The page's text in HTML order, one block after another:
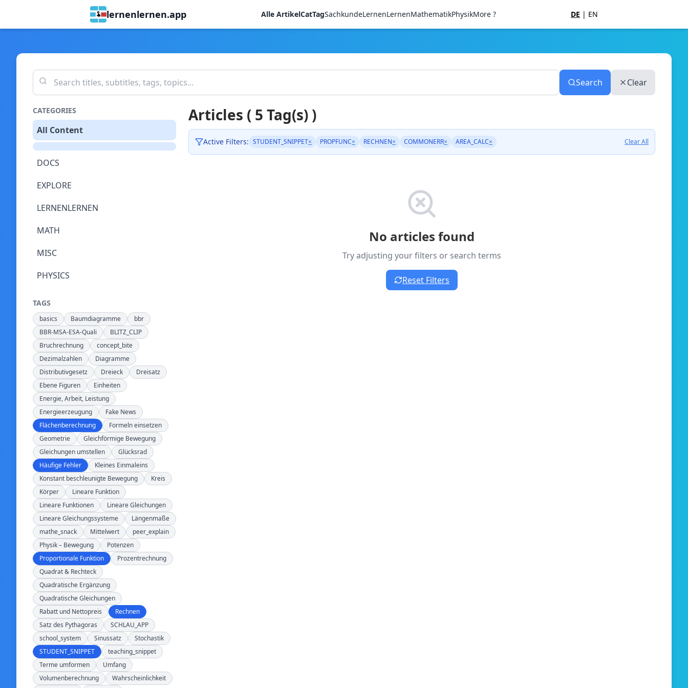
lernenlernen.app Alle ArtikelCatTagSachkundeLernenLernenMathematikPhysikMore ? DE | EN
Search Clear
CATEGORIES
All Content
DOCS
EXPLORE
LERNENLERNEN
MATH
MISC
PHYSICS
TAGS
basics Baumdiagramme
bbr
BBR-MSA-ESA-Quali
BLITZ_CLIP
Bruchrechnung
concept_bite
Dezimalzahlen
Diagramme
Distributivgesetz
Dreieck
Dreisatz
Ebene Figuren
Einheiten
Energie, Arbeit, Leistung
Energieerzeugung
Fake News
Flächenberechnung
Formeln einsetzen
Geometrie
Gleichförmige Bewegung
Gleichungen umstellen
Glücksrad
Häufige Fehler
Kleines Einmaleins
Konstant beschleunigte Bewegung
Kreis
Körper
Lineare Funktion
Lineare Funktionen
Lineare Gleichungen
Lineare Gleichungssysteme
Längenmaße
mathe_snack
Mittelwert
peer_explain
Physik – Bewegung
Potenzen
Proportionale Funktion
Prozentrechnung
Quadrat & Rechteck
Quadratische Ergänzung
Quadratische Gleichungen
Rabatt und Nettopreis
Rechnen
Satz des Pythagoras
SCHLAU_APP
school_system
Sinussatz
Stochastik
STUDENT_SNIPPET
teaching_snippet
Terme umformen
Umfang
Volumenberechnung
Wahrscheinlichkeit
Articles ( 5 Tag(s) )
Active Filters: STUDENT_SNIPPET× PROPFUNC× RECHNEN× COMMONERR× AREA_CALC× Clear All
No articles found
Try adjusting your filters or search terms
Reset Filters